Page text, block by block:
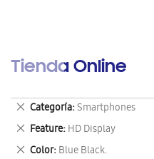
Tienda Online
Categoría Smartphones
Eliminar
este
artículo
Feature HD Display
Eliminar
este
Color Blue Black.
Eliminar